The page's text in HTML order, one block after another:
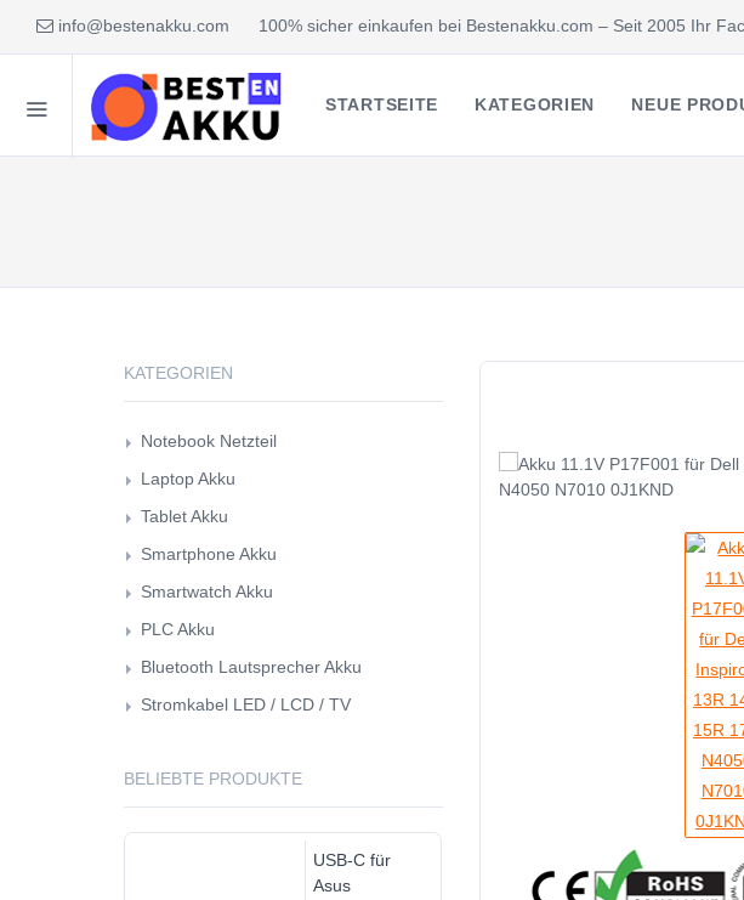
info@bestenakku.com 100% sicher einkaufen bei Bestenakku.com – Seit 2005 Ihr
STARTSEITE KATEGORIEN NEUE
KATEGORIEN
Notebook Netzteil
Laptop Akku
Tablet Akku
Smartphone Akku
Smartwatch Akku
PLC Akku
Bluetooth Lautsprecher Akku
Stromkabel LED / LCD / TV
BELIEBTE PRODUKTE
USB-C für
Asus